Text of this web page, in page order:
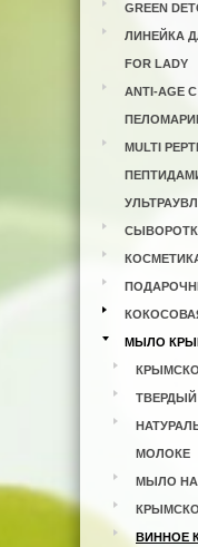
GREEN
ЛИНЕЙКА
FOR LADY
ANTI-AGE
MULTI
МЫЛО
МОЛОКЕ
МЫЛО НА
ВИННОЕ